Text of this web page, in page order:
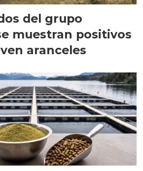
del grupo
muestran positivos
aranceles